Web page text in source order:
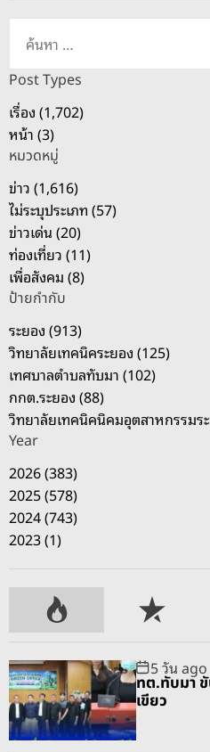
ห
สำ
ห
รั
บ
:
Post Types
เรื่อง (1,702)
หน้า (3)
หมวดหมู่
ข่าว (1,616)
ไม่ระบุประเภท (57)
ข่าวเด่น (20)
ท่องเที่ยว (11)
เพื่อสังคม (8)
ป้ายกำกับ
ระยอง (913)
วิทยาลัยเทคนิคระยอง (125)
เทศบาลตำบลทับมา (102)
กกต.ระยอง (88)
วิทยาลัยเทคนิคนิคมอุตสาหกรรมร
Year
2026 (383)
2025 (578)
2024 (743)
2023 (1)
P
o
p
u
l
a
r
R
e
c
e
n
5 วัน ago
ทต.ทับมา ขั
เขียว